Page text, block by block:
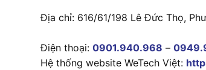
Địa chỉ: 616/61/198 Lê Đức Thọ,
Điện thoại: 0901.940.968 –
Hệ thống website WeTech Việt: